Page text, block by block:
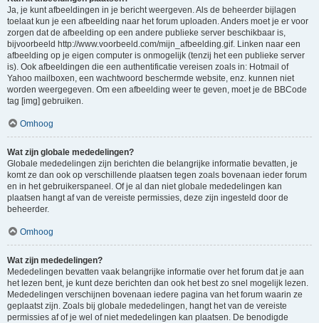
Ja, je kunt afbeeldingen in je bericht weergeven. Als de beheerder bijlagen
toelaat kun je een afbeelding naar het forum uploaden. Anders moet je er voor
zorgen dat de afbeelding op een andere publieke server beschikbaar is,
bijvoorbeeld http://www.voorbeeld.com/mijn_afbeelding.gif. Linken naar een
afbeelding op je eigen computer is onmogelijk (tenzij het een publieke server
is). Ook afbeeldingen die een authentificatie vereisen zoals in: Hotmail of
Yahoo mailboxen, een wachtwoord beschermde website, enz. kunnen niet
worden weergegeven. Om een afbeelding weer te geven, moet je de BBCode
tag [img] gebruiken.
Omhoog
Wat zijn globale mededelingen?
Globale mededelingen zijn berichten die belangrijke informatie bevatten, je
komt ze dan ook op verschillende plaatsen tegen zoals bovenaan ieder forum
en in het gebruikerspaneel. Of je al dan niet globale mededelingen kan
plaatsen hangt af van de vereiste permissies, deze zijn ingesteld door de
beheerder.
Omhoog
Wat zijn mededelingen?
Mededelingen bevatten vaak belangrijke informatie over het forum dat je aan
het lezen bent, je kunt deze berichten dan ook het best zo snel mogelijk lezen.
Mededelingen verschijnen bovenaan iedere pagina van het forum waarin ze
geplaatst zijn. Zoals bij globale mededelingen, hangt het van de vereiste
permissies af of je wel of niet mededelingen kan plaatsen. De benodigde